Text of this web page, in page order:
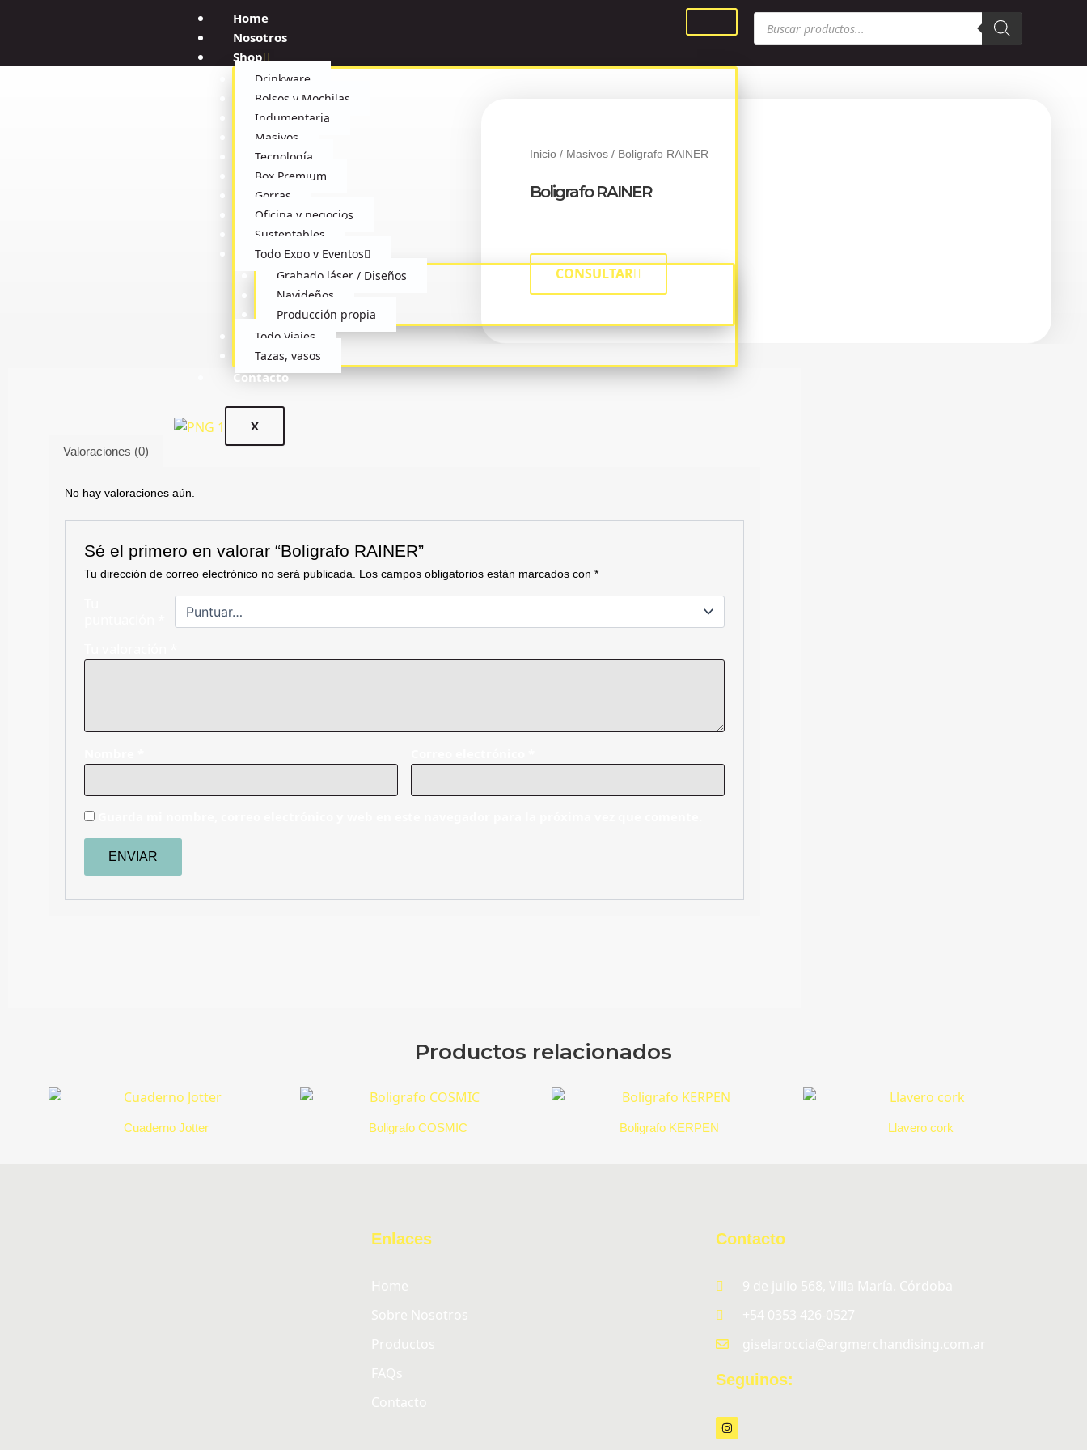
Home
Nosotros
Shop
Drinkware
Bolsos y Mochilas
Indumentaria
Masivos
Tecnología
Box Premium
Gorras
Oficina y negocios
Sustentables
Todo Expo y Eventos
Grabado láser / Diseños
Navideños
Producción propia
Todo Viajes
Tazas, vasos
Contacto
X
de
Inicio / Masivos / Boligrafo RAINER
Boligrafo RAINER
CONSULTAR
Valoraciones (0)
No hay valoraciones aún.
Sé el primero en valorar “Boligrafo RAINER”
Tu dirección de correo electrónico no será publicada. Los campos obligatorios están marcados con*
Productos relacionados
Cuaderno Jotter Boligrafo COSMIC Boligrafo KERPEN Llavero cork
Enlaces
Home
Sobre Nosotros
Productos
FAQs
Contacto
Contacto
9 de julio 568, Villa María. Córdoba
+54 0353 426-0527
giselaroccia@argmerchandising.com.ar
Seguinos:
I
n
s